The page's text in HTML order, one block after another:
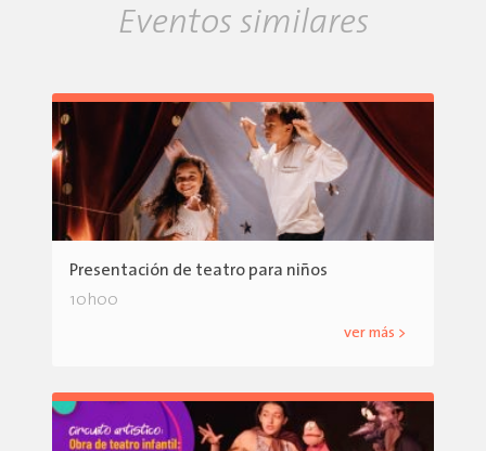
Eventos similares
Presentación de teatro para niños
10h00
ver más >